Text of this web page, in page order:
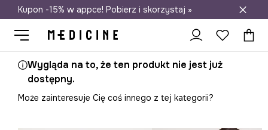
Darmowa dostawa do salonów
Kupon -15% w appce! Pobierz i skorzystaj »
Wygląda na to, że ten produkt nie jest już
dostępny.
Może zainteresuje Cię coś innego z tej kategorii?